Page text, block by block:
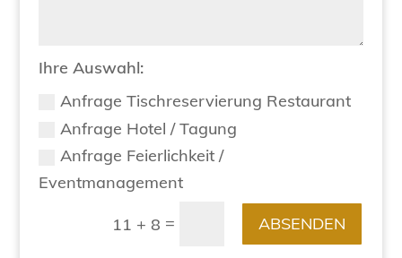
Ihre Auswahl:
Anfrage Tischreservierung Restaurant
Anfrage Hotel / Tagung
Anfrage Feierlichkeit /
Eventmanagement
11 + 8 = ABSENDEN